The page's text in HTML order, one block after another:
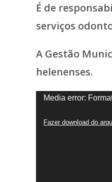
É de
serviços
A Gestão
helenenses.
Tocador
de
Media error:
Fazer download do